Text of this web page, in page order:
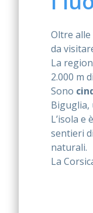
Oltre
da
La
2.000 m
Sono
Biguglia,
L’isola
sentieri
naturali.
La